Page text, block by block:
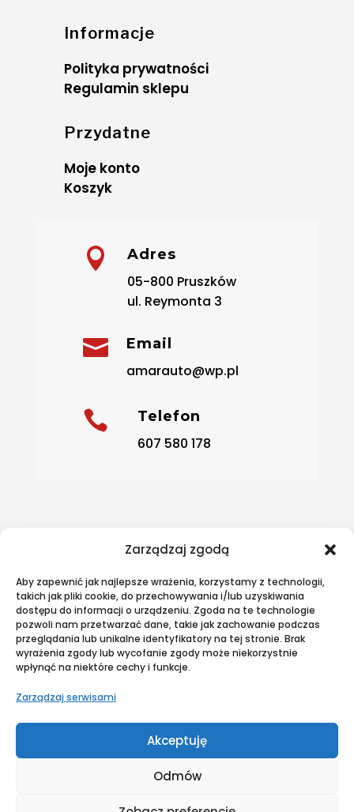
Zarządzaj zgodą
Aby zapewnić jak najlepsze wrażenia, korzystamy z technologii,
takich jak pliki cookie, do przechowywania i/lub uzyskiwania
dostępu do informacji o urządzeniu. Zgoda na te technologie
pozwoli nam przetwarzać dane, takie jak zachowanie podczas
przeglądania lub unikalne identyfikatory na tej stronie. Brak
wyrażenia zgody lub wycofanie zgody może niekorzystnie
wpłynąć na niektóre cechy i funkcje.
Zarządzaj serwisami
Akceptuję
Odmów
Informacje
Polityka prywatności
Regulamin sklepu
Przydatne
Moje konto
Koszyk
 Adres
05-800 Pruszków
ul. Reymonta 3
 Email
amarauto@wp.pl
 Telefon
607 580 178
Kliknij "zgadzam się", żeby włączyć
Google maps
Zgadzam się